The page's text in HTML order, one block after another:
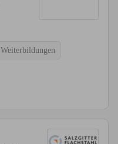
Weiterbildungen